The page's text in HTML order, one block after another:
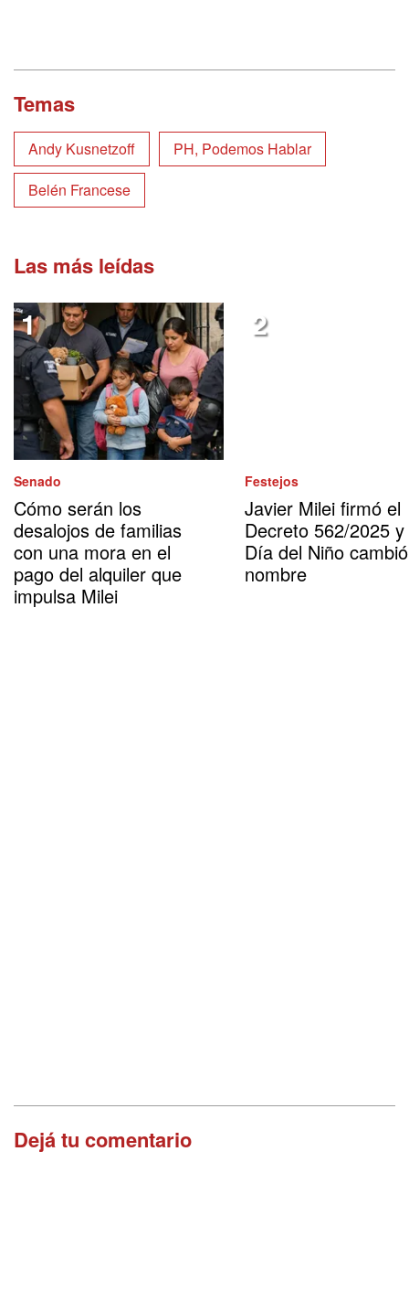
Temas
Andy Kusnetzoff
PH, Podemos Hablar
Belén Francese
Las más leídas
Senado
Cómo serán los
desalojos de familias
con una mora en el
pago del alquiler que
impulsa Milei
Festejos
Javier Milei firmó el
Decreto 562/2025
Día del Niño
nombre
Dejá tu comentario